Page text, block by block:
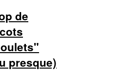
de
presque)